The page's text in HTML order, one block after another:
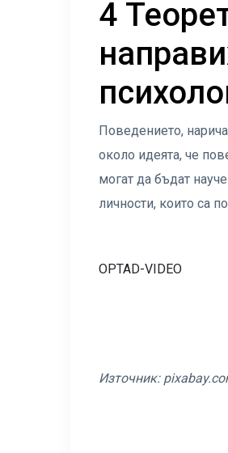
4
Поведението,
около идеята, че
могат да бъдат
личности, които са
OPTAD-VIDEO
Източник: